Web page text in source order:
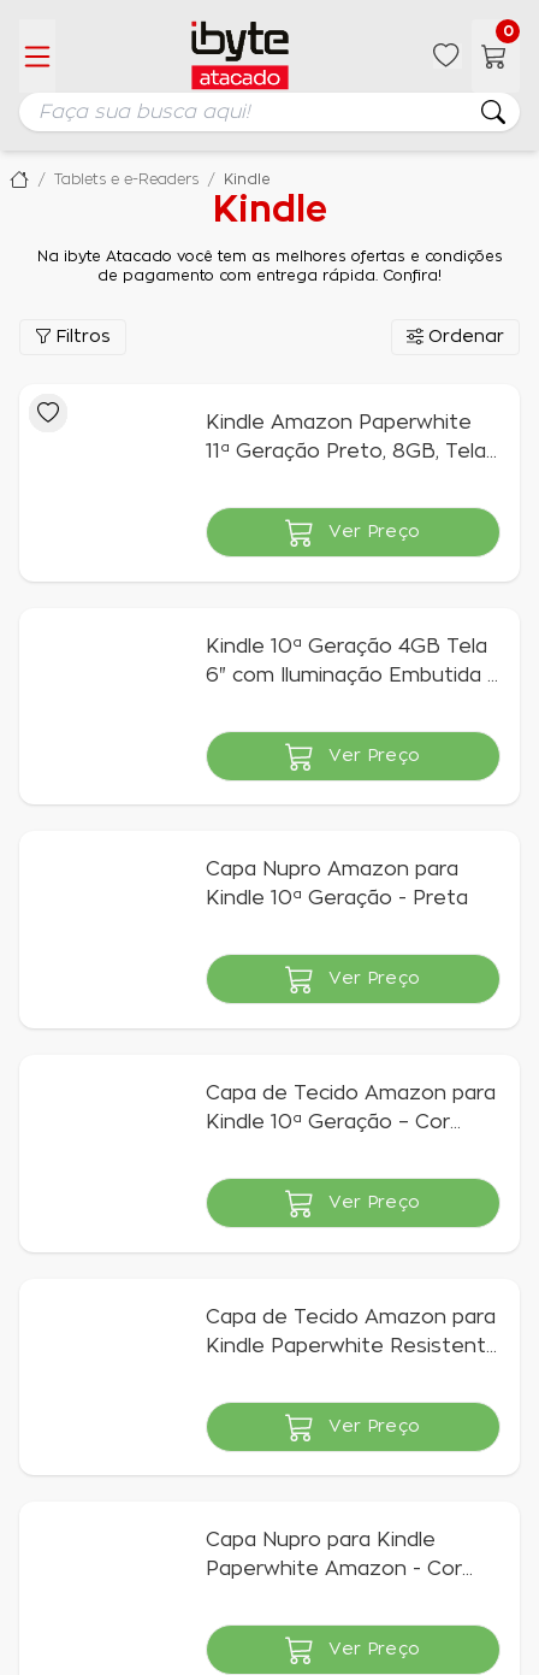
0
Tablets e e-Readers Kindle
Kindle
Na ibyte Atacado você tem as melhores ofertas e condições
de pagamento com entrega rápida. Confira!
Filtros Ordenar
Kindle Amazon Paperwhite
11ª Geração Preto, 8GB, Tela
Embutida e À Prova D`água
Indisponível
Ver Preço
Kindle 10ª Geração 4GB Tela
6" com Iluminação Embutida -
Indisponível
Ver Preço
Capa Nupro Amazon para
Kindle 10ª Geração - Preta
Indisponível
Ver Preço
Capa de Tecido Amazon para
Kindle 10ª Geração – Cor
Indisponível
Ver Preço
Capa de Tecido Amazon para
Kindle Paperwhite Resistente
Indisponível
Ver Preço
Capa Nupro para Kindle
Paperwhite Amazon - Cor
Indisponível
Ver Preço